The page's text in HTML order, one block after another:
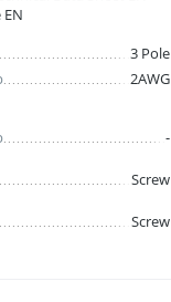
3 Pole
2AWG
-
Screw
Screw